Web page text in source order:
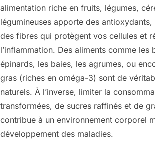
alimentation riche en fruits, légumes,
légumineuses apporte des
des fibres qui protègent vos cellules et
l’inflammation. Des aliments comme les
épinards, les baies, les agrumes, ou
gras (riches en oméga-3) sont de
naturels. À l’inverse, limiter la
transformées, de sucres raffinés et de
contribue à un environnement corporel
développement des maladies.